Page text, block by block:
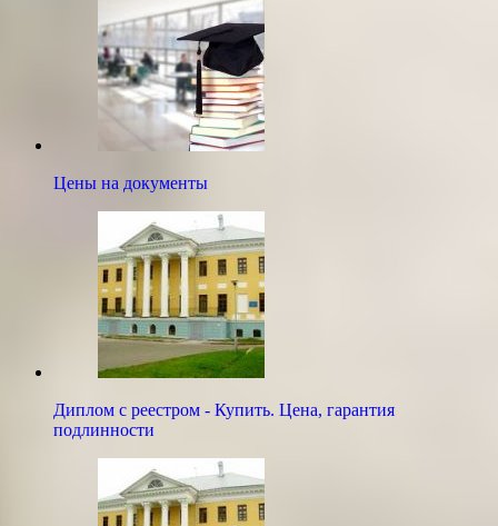
Цены на документы
Диплом с реестром - Купить. Цена, гарантия
подлинности